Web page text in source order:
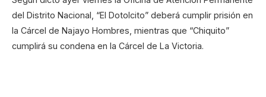
del Distrito Nacional, “El Dotolcito” deberá cumplir prisión en
la Cárcel de Najayo Hombres, mientras que “Chiquito”
cumplirá su condena en la Cárcel de La Victoria.